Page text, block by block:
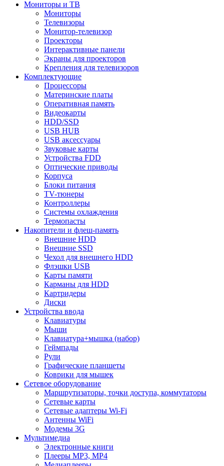
Мониторы и ТВ
Мониторы
Телевизоры
Монитор-телевизор
Проекторы
Интерактивные панели
Экраны для проекторов
Крепления для телевизоров
Комплектующие
Процессоры
Материнские платы
Оперативная память
Видеокарты
HDD/SSD
USB HUB
USB аксессуары
Звуковые карты
Устройства FDD
Оптические приводы
Корпуса
Блоки питания
TV-тюнеры
Контроллеры
Системы охлаждения
Термопасты
Накопители и флеш-память
Внешние HDD
Внешние SSD
Чехол для внешнего HDD
Флэшки USB
Карты памяти
Карманы для HDD
Картридеры
Диски
Устройства ввода
Клавиатуры
Мыши
Клавиатура+мышка (набор)
Геймпады
Рули
Графические планшеты
Коврики для мышек
Сетевое оборудование
Маршрутизаторы, точки доступа, коммутаторы
Сетевые карты
Сетевые адаптеры Wi-Fi
Антенны WiFi
Модемы 3G
Мультимедиа
Электронные книги
Плееры MP3, MP4